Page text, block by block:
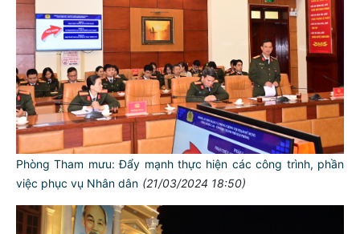
Phòng Tham mưu: Đẩy mạnh thực hiện các công trình, phần
việc phục vụ Nhân dân (21/03/2024 18:50)